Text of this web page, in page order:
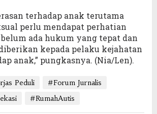
terhadap anak terutama
perlu mendapat perhatian
ada hukum yang tepat dan
kepada pelaku kejahatan
anak,” pungkasnya. (Nia/Len).
Peduli
#Forum Jurnalis
#RumahAutis